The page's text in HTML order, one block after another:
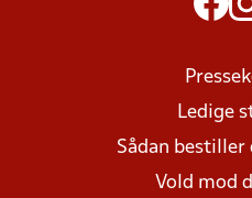
Ledige
Sådan bestiller
Vold mod